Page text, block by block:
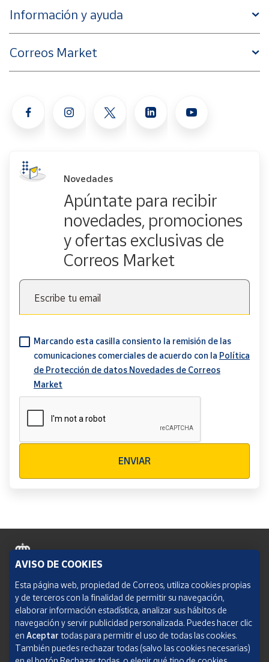
Información y ayuda
Correos Market
Novedades
Apúntate para recibir
novedades, promociones
y ofertas exclusivas de
Correos Market
Escribe tu email
Marcando esta casilla consiento la remisión de las
comunicaciones comerciales de acuerdo con la Política
de Protección de datos Novedades de Correos
Market
ENVIAR
Política de cookies
Aviso legal
Condiciones del servicio
Política de Privacidad Web
AVISO DE COOKIES
Esta página web, propiedad de Correos, utiliza cookies propias
y de terceros con la finalidad de permitir su navegación,
elaborar información estadística, analizar sus hábitos de
navegación y servir publicidad personalizada. Puedes hacer clic
en Aceptar todas para permitir el uso de todas las cookies.
También puedes rechazar todas (salvo las cookies necesarias)